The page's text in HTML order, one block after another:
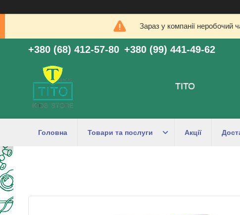
Зараз у компанії неробочий
+380 (68) 412-57-80 +380 (99) 441-49-62
ТІТО
Головна Товари та послуги Акції